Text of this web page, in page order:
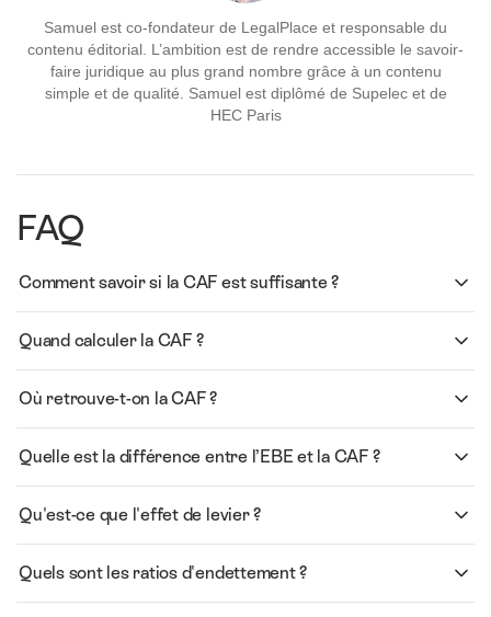
Samuel est co-fondateur de LegalPlace et responsable du
contenu éditorial. L’ambition est de rendre accessible le savoir-
faire juridique au plus grand nombre grâce à un contenu
simple et de qualité. Samuel est diplômé de Supelec et de
HEC Paris
FAQ
Comment savoir si la CAF est suffisante ?
Quand calculer la CAF ?
Où retrouve-t-on la CAF ?
Quelle est la différence entre l’EBE et la CAF ?
Qu'est-ce que l'effet de levier ?
Quels sont les ratios d'endettement ?